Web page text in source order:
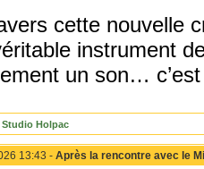
cette nouvelle
instrument
un son…
Studio Holpac
13:43 - Après la rencontre avec le